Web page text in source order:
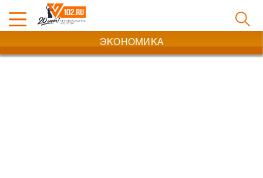
ЭКОНОМИКА